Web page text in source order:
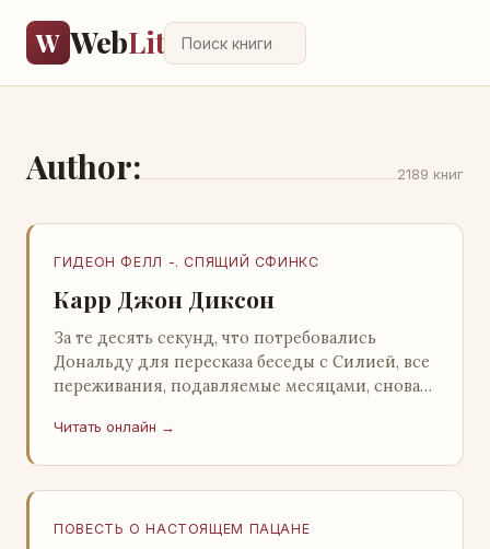
W WebLit
Author: 2189 книг
ГИДЕОН ФЕЛЛ -. СПЯЩИЙ СФИНКС
Карр Джон Диксон
За те десять секунд, что потребовались
Дональду для пересказа беседы с Силией, все
переживания, подавляемые месяцами, снова
среди…
Читать онлайн →
ПОВЕСТЬ О НАСТОЯЩЕМ ПАЦАНЕ